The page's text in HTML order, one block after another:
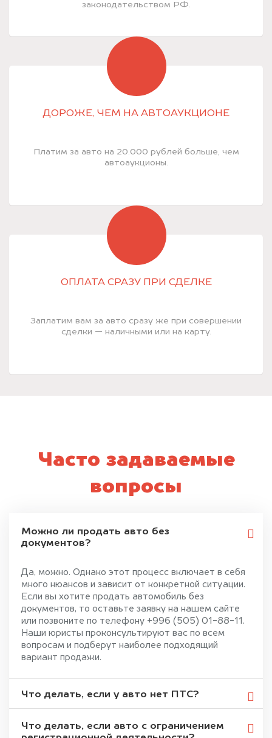
законодательством РФ.
ДОРОЖЕ, ЧЕМ НА АВТОАУКЦИОНЕ
Платим за авто на 20.000 рублей больше, чем
автоаукционы.
ОПЛАТА СРАЗУ ПРИ СДЕЛКЕ
Заплатим вам за авто сразу же при совершении
сделки — наличными или на карту.
Часто задаваемые
вопросы
Можно ли продать авто без
документов?
Да, можно. Однако этот процесс включает в себя
много нюансов и зависит от конкретной ситуации.
Если вы хотите продать автомобиль без
документов, то оставьте заявку на нашем сайте
или позвоните по телефону +996 (505) 01-88-11.
Наши юристы проконсультируют вас по всем
вопросам и подберут наиболее подходящий
вариант продажи.
Что делать, если у авто нет ПТС?
Что делать, если авто с ограничением